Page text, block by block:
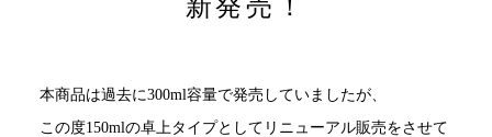
新発売！
本商品は過去に300ml容量で発売していましたが、
この度150mlの卓上タイプとしてリニューアル販売をさせて